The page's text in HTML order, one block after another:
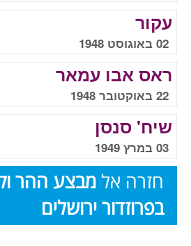
עקור
02 באוגוסט 1948
ראס אבו עמאר
22 באוקטובר 1948
שיח' סנסן
03 במרץ 1949
חזרה אל מבצע ההר
בפרוזדור ירושלים